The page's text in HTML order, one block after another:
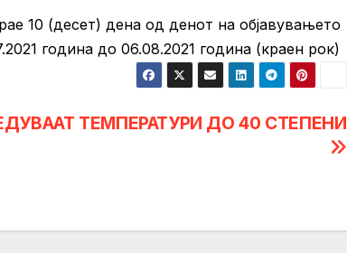
10 (десет) дена од денот на објавувањето
година до 06.08.2021 година (краен рок)
ТЕМПЕРАТУРИ ДО 40 СТЕПЕНИ